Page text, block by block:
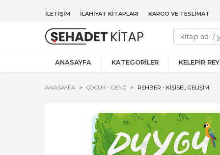
İLETIŞIM İLAHIYAT KITAPLARI KARGO VE TESLIMAT
ANASAYFA KATEGORİLER KELEPİR
ANASAYFA ÇOCUK - GENÇ REHBER - KIŞISEL GELIŞIM